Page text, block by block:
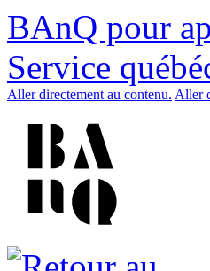
BAnQ pour
Service
Aller directement au contenu. Aller